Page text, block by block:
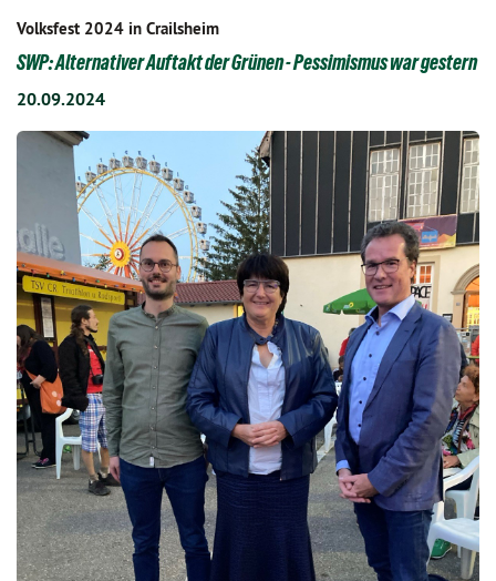
Volksfest 2024 in Crailsheim
SWP: Alternativer Auftakt der Grünen - Pessimismus war gestern
20.09.2024